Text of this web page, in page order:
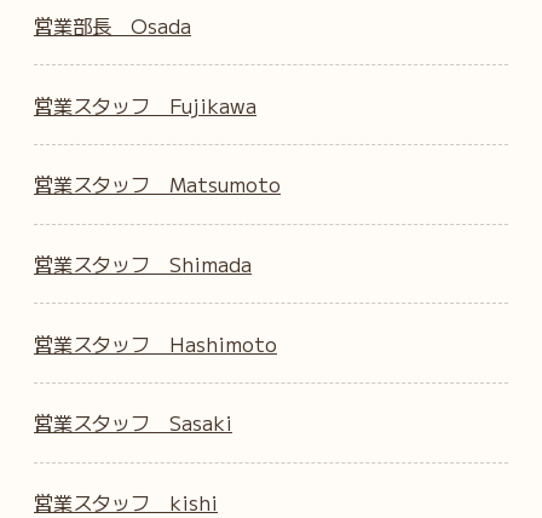
営業部長 Osada
営業スタッフ Fujikawa
営業スタッフ Matsumoto
営業スタッフ Shimada
営業スタッフ Hashimoto
営業スタッフ Sasaki
営業スタッフ kishi